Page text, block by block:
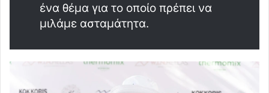
ένα θέμα για το οποίο πρέπει να
μιλάμε ασταμάτητα.